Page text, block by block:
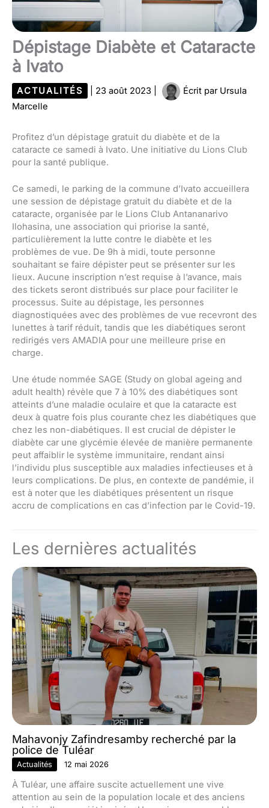
Dépistage Diabète et Cataracte
à Ivato
ACTUALITÉS 23 août 2023 Écrit par Ursula
Marcelle
Profitez d’un dépistage gratuit du diabète et de la
cataracte ce samedi à Ivato. Une initiative du Lions Club
pour la santé publique.
Ce samedi, le parking de la commune d’Ivato accueillera
une session de dépistage gratuit du diabète et de la
cataracte, organisée par le Lions Club Antananarivo
Ilohasina, une association qui priorise la santé,
particulièrement la lutte contre le diabète et les
problèmes de vue. De 9h à midi, toute personne
souhaitant se faire dépister peut se présenter sur les
lieux. Aucune inscription n’est requise à l’avance, mais
des tickets seront distribués sur place pour faciliter le
processus. Suite au dépistage, les personnes
diagnostiquées avec des problèmes de vue recevront des
lunettes à tarif réduit, tandis que les diabétiques seront
redirigés vers AMADIA pour une meilleure prise en
charge.
Une étude nommée SAGE (Study on global ageing and
adult health) révèle que 7 à 10% des diabétiques sont
atteints d’une maladie oculaire et que la cataracte est
deux à quatre fois plus courante chez les diabétiques que
chez les non-diabétiques. Il est crucial de dépister le
diabète car une glycémie élevée de manière permanente
peut affaiblir le système immunitaire, rendant ainsi
l’individu plus susceptible aux maladies infectieuses et à
leurs complications. De plus, en contexte de pandémie, il
est à noter que les diabétiques présentent un risque
accru de complications en cas d’infection par le Covid-19.
Les dernières actualités
Mahavonjy Zafindresamby recherché par la
police de Tuléar
Actualités 12 mai 2026
À Tuléar, une affaire suscite actuellement une vive
attention au sein de la population locale et des anciens